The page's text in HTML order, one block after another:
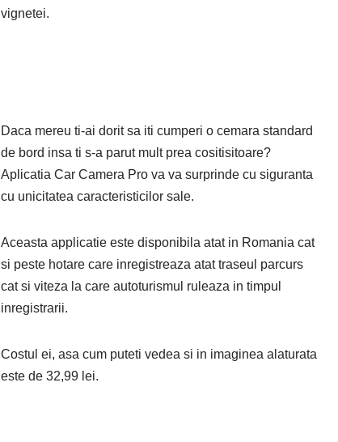
vignetei.
Daca mereu ti-ai dorit sa iti cumperi o cemara standard
de bord insa ti s-a parut mult prea cositisitoare?
Aplicatia Car Camera Pro va va surprinde cu siguranta
cu unicitatea caracteristicilor sale.
Aceasta applicatie este disponibila atat in Romania cat
si peste hotare care inregistreaza atat traseul parcurs
cat si viteza la care autoturismul ruleaza in timpul
inregistrarii.
Costul ei, asa cum puteti vedea si in imaginea alaturata
este de 32,99 lei.